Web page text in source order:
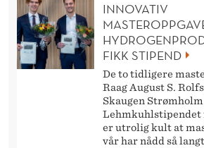
INNOVATIV
FIKK STIPEND
De to tidligere
Raag August S.
Skaugen
Lehmkuhlstipendet
er utrolig kult at
vår har nådd så